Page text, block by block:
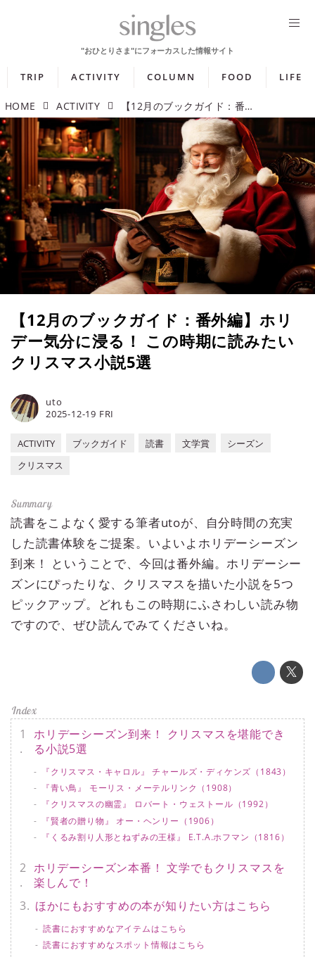
TRIP ACTIVITY COLUMN FOOD LIFE
HOME ACTIVITY 【12月のブックガイド：番外編】ホリデー気分に浸る！ この時期に読みたいクリスマス小説5選
【12月のブックガイド：番外編】ホリ
デー気分に浸る！ この時期に読みたい
クリスマス小説5選
2025-12-19 FRI
uto
ACTIVITY ブックガイド 読書 文学賞
シーズン
クリスマス
読書をこよなく愛する筆者utoが、自分時間の充実
した読書体験をご提案。いよいよホリデーシーズン
到来！ ということで、今回は番外編。ホリデーシー
ズンにぴったりな、クリスマスを描いた小説を5つ
ピックアップ。どれもこの時期にふさわしい読み物
ですので、ぜひ読んでみてくださいね。
ホリデーシーズン到来！ クリスマスを堪能でき
る小説5選
『クリスマス・キャロル』 チャールズ・ディケンズ（1843）
『青い鳥』 モーリス・メーテルリンク（1908）
『クリスマスの幽霊』 ロバート・ウェストール（1992）
『賢者の贈り物』 オー・ヘンリー（1906）
『くるみ割り人形とねずみの王様』 E.T.A.ホフマン（1816）
ホリデーシーズン本番！ 文学でもクリスマスを
楽しんで！
ほかにもおすすめの本が知りたい方はこちら
読書におすすめなアイテムはこちら
読書におすすめなスポット情報はこちら